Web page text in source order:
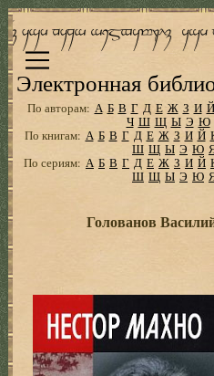
Электронная
По авторам: А Б В Г Д Е Ж З И Й
Ч Ш Щ Ы Э Ю
По книгам: А Б В Г Д Е Ж З И Й
Ш Щ Ы Э Ю
По сериям: А Б В Г Д Е Ж З И Й
Ш Щ Ы Э Ю
Голованов